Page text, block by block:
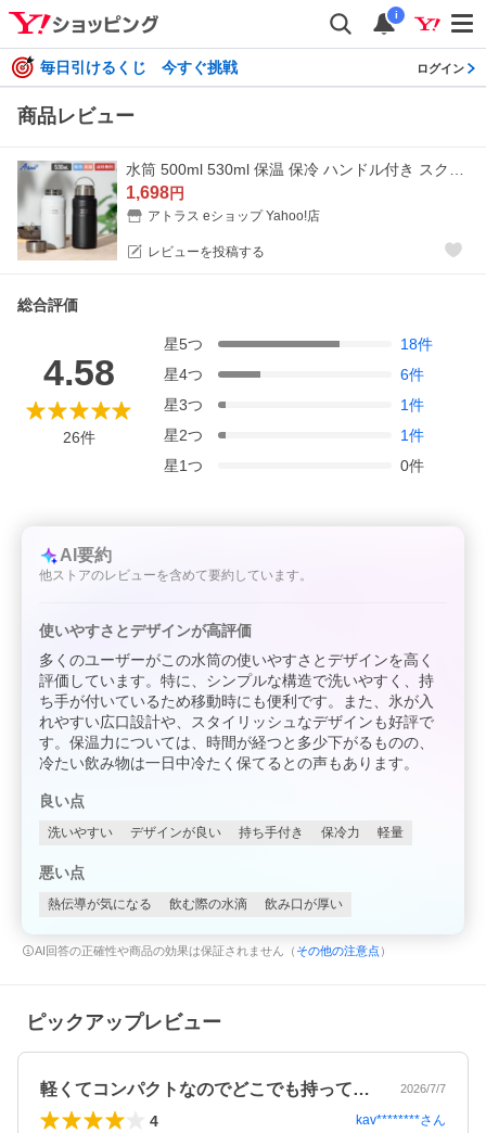
i
毎日引けるくじ 今すぐ挑戦 ログイン
商品レビュー
1,698円
アトラス eショップ Yahoo!店
レビューを投稿する
総合評価
4.58
26件
星5つ 18件
星4つ 6件
星3つ 1件
星2つ 1件
星1つ 0件
AI要約
他ストアのレビューを含めて要約しています。
使いやすさとデザインが高評価
多くのユーザーがこの水筒の使いやすさとデザインを高く
評価しています。特に、シンプルな構造で洗いやすく、持
ち手が付いているため移動時にも便利です。また、氷が入
れやすい広口設計や、スタイリッシュなデザインも好評で
す。保温力については、時間が経つと多少下がるものの、
冷たい飲み物は一日中冷たく保てるとの声もあります。
良い点
洗いやすい デザインが良い 持ち手付き 保冷力 軽量
悪い点
熱伝導が気になる 飲む際の水滴 飲み口が厚い
AI回答の正確性や商品の効果は保証されません（ その他の注意点 ）
ピックアップレビュー
軽くてコンパクトなのでどこでも持って行… 2026/7/7
4 kav********さん